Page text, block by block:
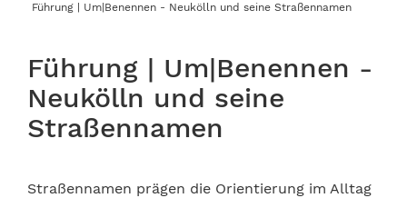
Führung | Um|Benennen - Neukölln und seine Straßennamen
Führung | Um|Benennen -
Neukölln und seine
Straßennamen
Straßennamen prägen die Orientierung im Alltag